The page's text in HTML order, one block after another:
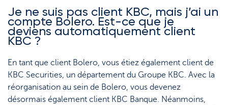
Je ne suis pas client KBC, mais j’ai un
compte Bolero. Est-ce que je
deviens automatiquement client
KBC ?
En tant que client Bolero, vous étiez également client de
KBC Securities, un département du Groupe KBC. Avec la
réorganisation au sein de Bolero, vous devenez
désormais également client KBC Banque. Néanmoins,